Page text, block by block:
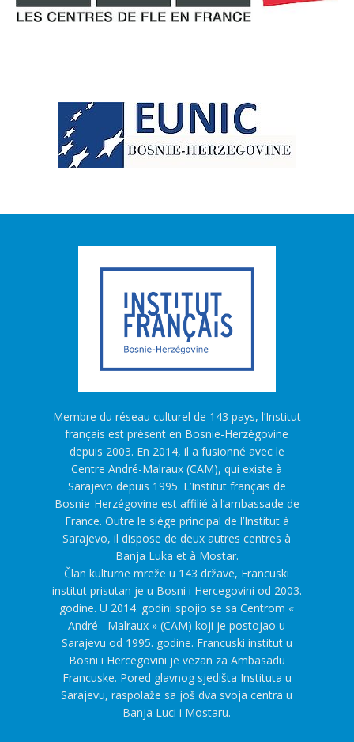
Membre du réseau culturel de 143 pays, l’Institut
français est présent en Bosnie-Herzégovine
depuis 2003. En 2014, il a fusionné avec le
Centre André-Malraux (CAM), qui existe à
Sarajevo depuis 1995. L’Institut français de
Bosnie-Herzégovine est affilié à l’ambassade de
France. Outre le siège principal de l’Institut à
Sarajevo, il dispose de deux autres centres à
Banja Luka et à Mostar.
Član kulturne mreže u 143 države, Francuski
institut prisutan je u Bosni i Hercegovini od 2003.
godine. U 2014. godini spojio se sa Centrom «
André –Malraux » (CAM) koji je postojao u
Sarajevu od 1995. godine. Francuski institut u
Bosni i Hercegovini je vezan za Ambasadu
Francuske. Pored glavnog sjedišta Instituta u
Sarajevu, raspolaže sa još dva svoja centra u
Banja Luci i Mostaru.